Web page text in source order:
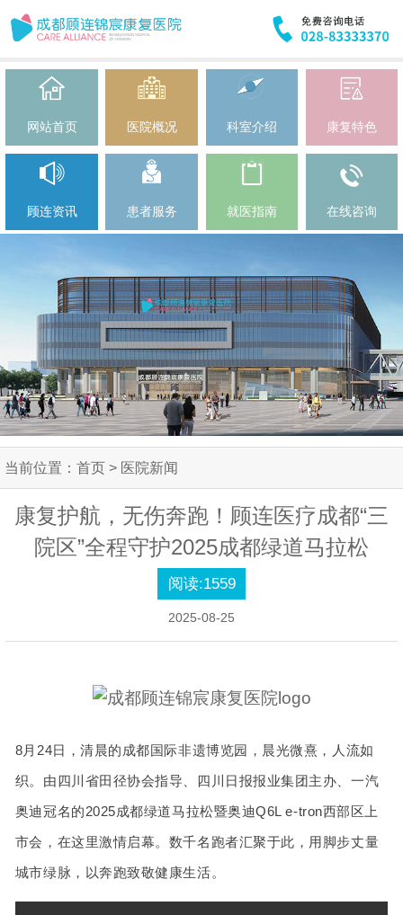
网站首页 医院概况 科室介绍 康复特色
顾连资讯 患者服务 就医指南 在线咨询
当前位置： 首页 > 医院新闻
康复护航，无伤奔跑！顾连医疗成都“三
院区”全程守护2025成都绿道马拉松
阅读:1559
2025-08-25
8月24日，清晨的成都国际非遗博览园，晨光微熹，人流如
织。由四川省田径协会指导、四川日报报业集团主办、一汽
奥迪冠名的2025成都绿道马拉松暨奥迪Q6L e-tron西部区上
市会，在这里激情启幕。数千名跑者汇聚于此，用脚步丈量
城市绿脉，以奔跑致敬健康生活。